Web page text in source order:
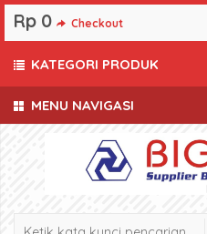
MENU NAVIGASI
Rp 0 Checkout
KATEGORI PRODUK